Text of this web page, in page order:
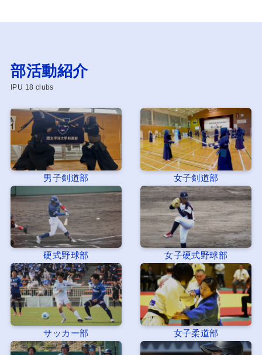
部活動紹介
IPU 18 clubs
男子剣道部 女子剣道部
硬式野球部 女子硬式野球部
サッカー部 女子柔道部